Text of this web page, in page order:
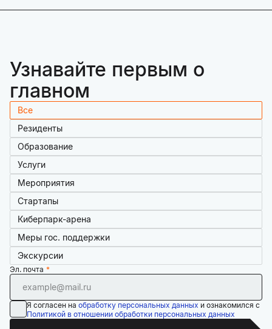
Узнавайте первым о
главном
Все
Резиденты
Образование
Услуги
Мероприятия
Стартапы
Киберпарк-арена
Меры гос. поддержки
Экскурсии
Эл. почта
Я согласен на обработку персональных данных и ознакомился с
Политикой в отношении обработки персональных данных